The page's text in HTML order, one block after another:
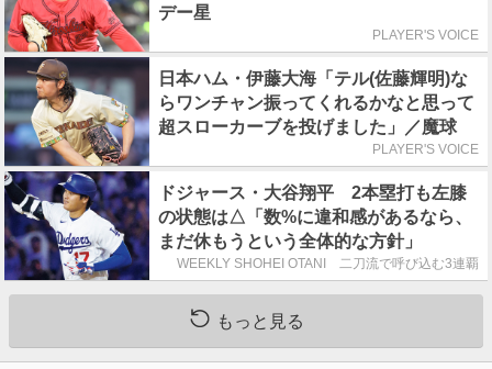
デー星
PLAYER'S VOICE
日本ハム・伊藤大海「テル(佐藤輝明)な
らワンチャン振ってくれるかなと思って
超スローカーブを投げました」／魔球
PLAYER'S VOICE
ドジャース・大谷翔平 2本塁打も左膝
の状態は△「数%に違和感があるなら、
まだ休もうという全体的な方針」
WEEKLY SHOHEI OTANI 二刀流で呼び込む3連覇
もっと見る